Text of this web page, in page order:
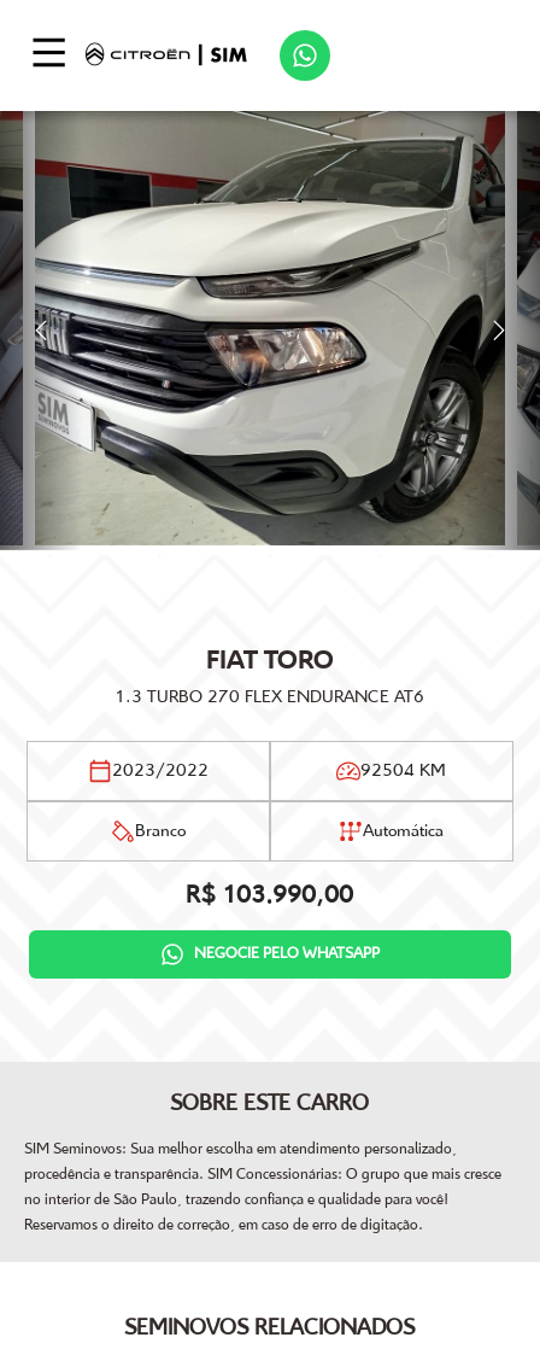
FIAT TORO
1.3 TURBO 270 FLEX ENDURANCE AT6
2023/2022 92504 KM
Branco Automática
R$ 103.990,00
NEGOCIE PELO WHATSAPP
SOBRE ESTE CARRO
SIM Seminovos: Sua melhor escolha em atendimento personalizado,
procedência e transparência. SIM Concessionárias: O grupo que mais cresce
no interior de São Paulo, trazendo confiança e qualidade para você!
Reservamos o direito de correção, em caso de erro de digitação.
SEMINOVOS RELACIONADOS